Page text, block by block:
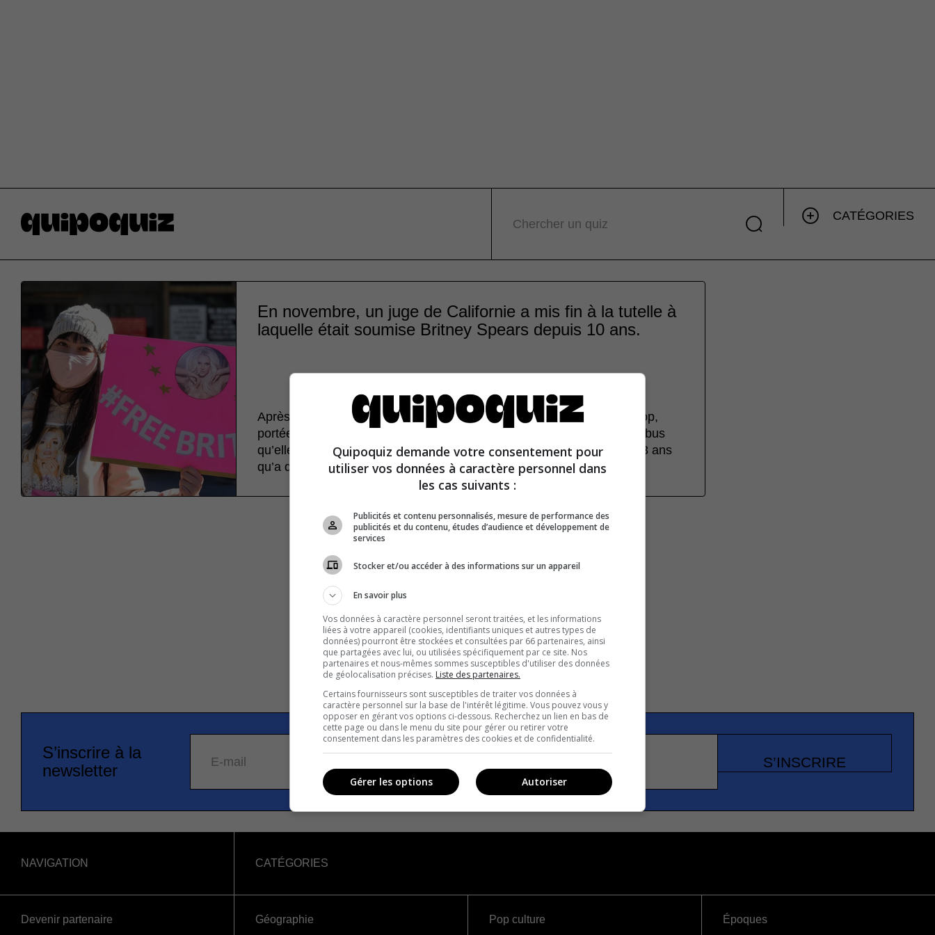
Chercher un quiz
CATÉGORIES
En novembre, un juge de Californie a mis fin à la tutelle à
laquelle était soumise Britney Spears depuis 10 ans.
Après la sortie du documentaireFraming Britney Spears
, la vedette pop,
portée par le mouvement #FreeBritney, a publiquement dénoncé les abus
qu’elle a soufferts aux mains de son père, Jamie Spears, durant les 13 ans
qu’a duré sa tutelle. Elle a été libérée le 12 novembre.
S’inscrire à la
newsletter
E-mail S’INSCRIRE
NAVIGATION
Devenir partenaire
CATÉGORIES
Géographie
Pop culture
Époques
Quipoquiz demande votre consentement pour
utiliser vos données à caractère personnel dans
les cas suivants :
Publicités et contenu personnalisés, mesure de performance des
publicités et du contenu, études d’audience et développement de
services
Stocker et/ou accéder à des informations sur un appareil
En savoir plus
Vos données à caractère personnel seront traitées, et les informations
liées à votre appareil (cookies, identifiants uniques et autres types de
données) pourront être stockées et consultées par 66 partenaires, ainsi
que partagées avec lui, ou utilisées spécifiquement par ce site. Nos
partenaires et nous-mêmes sommes susceptibles d'utiliser des données
de géolocalisation précises. Liste des partenaires.
Certains fournisseurs sont susceptibles de traiter vos données à
caractère personnel sur la base de l'intérêt légitime. Vous pouvez vous y
opposer en gérant vos options ci-dessous. Recherchez un lien en bas de
cette page ou dans le menu du site pour gérer ou retirer votre
consentement dans les paramètres des cookies et de confidentialité.
Autoriser
Gérer les options